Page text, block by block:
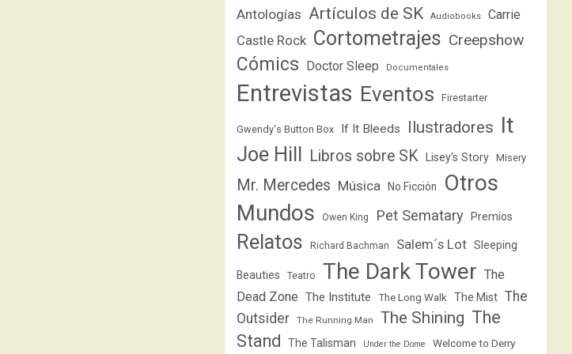
Antologías Artículos de SK Audiobooks Carrie
Castle Rock Cortometrajes Creepshow
Cómics Doctor Sleep Documentales
Entrevistas Eventos Firestarter
Gwendy's Button Box If It Bleeds Ilustradores It
Joe Hill Libros sobre SK Lisey's Story Misery
Mr. Mercedes Música No Ficción
Otros
Mundos
Owen King Pet Sematary Premios
Relatos Richard Bachman Salem´s Lot Sleeping
Beauties Teatro The Dark Tower The
Dead Zone The Institute The Long Walk The Mist The
Outsider
The Running Man The Shining The
Stand
The Talisman Under the Dome Welcome to Derry